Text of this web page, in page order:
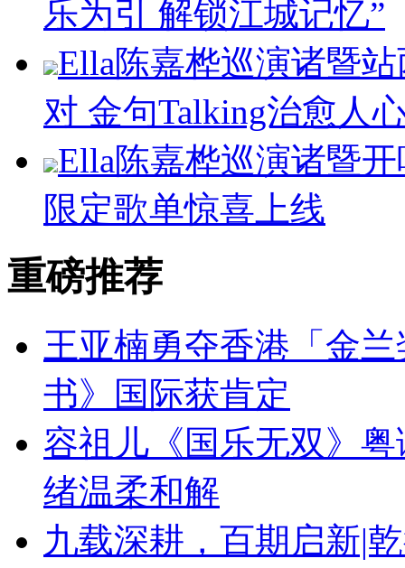
乐为引 解锁江城记忆”
Ella陈嘉桦巡演诸暨
对 金句Talking治愈人
Ella陈嘉桦巡演诸暨
限定歌单惊喜上线
重磅推荐
王亚楠勇夺香港「金
书》国际获肯定
容祖儿《国乐无双》
绪温柔和解
九载深耕，百期启新|